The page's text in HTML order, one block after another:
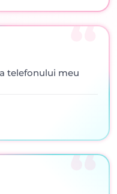
telefonului meu